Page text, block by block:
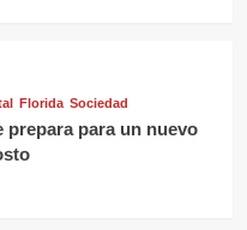
Florida Sociedad
prepara para un nuevo